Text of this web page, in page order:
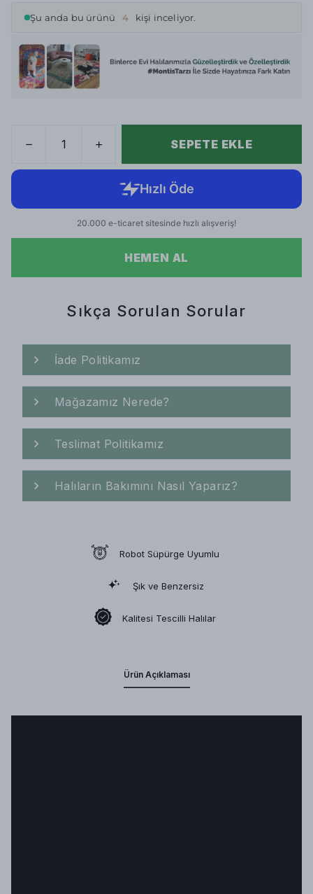
Şu anda bu ürünü 4 kişi inceliyor.
SEPETE EKLE
HEMEN AL
Sıkça Sorulan Sorular
İade Politikamız
Mağazamız Nerede?
Teslimat Politikamız
Halıların Bakımını Nasıl Yaparız?
Robot Süpürge Uyumlu
Şık ve Benzersiz
Kalitesi Tescilli Halılar
Ürün Açıklaması